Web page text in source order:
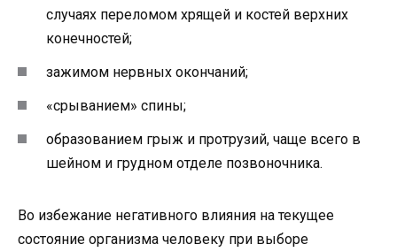
случаях переломом хрящей и костей верхних
конечностей;
зажимом нервных окончаний;
«срыванием» спины;
образованием грыж и протрузий, чаще всего в
шейном и грудном отделе позвоночника.
Во избежание негативного влияния на текущее
состояние организма человеку при выборе